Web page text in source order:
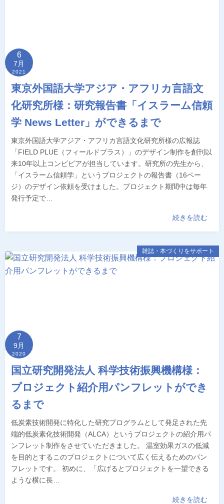
6
7月
2021
東京外国語大学アジア・アフリカ言語文
化研究所様：研究報告書「イスラーム信頼
学 News Letter」ができるまで
東京外国語大学アジア・アフリカ言語文化研究所様の広報誌
「FIELD PLUE（フィールドプラス）」のデザイン制作を創刊以
来10年以上コンビビアが担当しています。研究所の先生から、
「イスラーム信頼学」というプロジェクトの報告書（16ペー
ジ）のデザイン依頼を受けました。プロジェクト期間中は毎年
発行予定で…
続きを読む
雑誌・本づくりをサポート
7
9月
2020
国立研究開発法人 科学技術振興機構様：
プロジェクト紹介用パンフレットができ
るまで
低炭素技術開発に特化した研究プログラムとして発足された先
端的低炭素化技術開発（ALCA）というプロジェクトの紹介用パ
ンフレット制作をさせていただきました。 温室効果ガスの低減
を目的とするこのプロジェクトについて広く伝えるためのパン
フレットです。 初めに、「広げるとプロジェクトを一望できる
ような横に長…
続きを読む